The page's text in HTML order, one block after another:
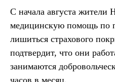
С начала августа жители
медицинскую помощь по
лишиться страхового
подтвердит, что они
занимаются